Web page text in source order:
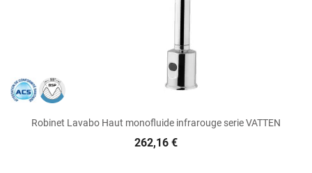
Robinet Lavabo Haut monofluide infrarouge serie VATTEN
262,16 €